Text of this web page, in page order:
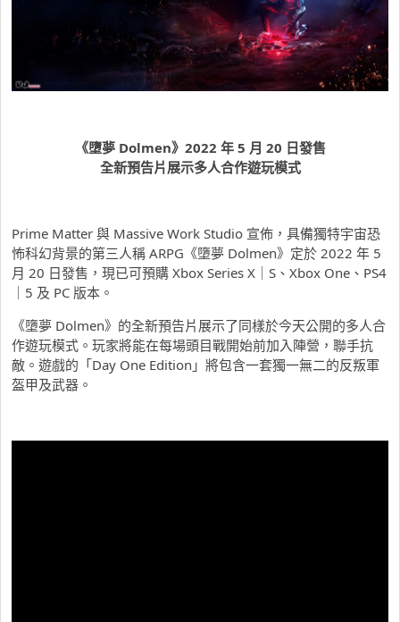
《墮夢 Dolmen》2022 年 5 月 20 日發售
全新預告片展示多人合作遊玩模式
Prime Matter 與 Massive Work Studio 宣佈，具備獨特宇宙恐
怖科幻背景的第三人稱 ARPG《墮夢 Dolmen》定於 2022 年 5
月 20 日發售，現已可預購 Xbox Series X｜S、Xbox One、PS4
｜5 及 PC 版本。
《墮夢 Dolmen》的全新預告片展示了同樣於今天公開的多人合
作遊玩模式。玩家將能在每場頭目戰開始前加入陣營，聯手抗
敵。遊戲的「Day One Edition」將包含一套獨一無二的反叛軍
盔甲及武器。